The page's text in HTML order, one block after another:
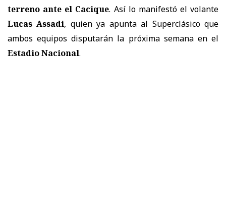
terreno ante el Cacique. Así lo manifestó el volante
Lucas Assadi, quien ya apunta al Superclásico que
ambos equipos disputarán la próxima semana en el
Estadio Nacional.